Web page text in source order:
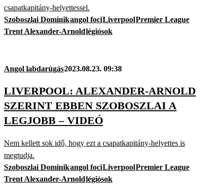
csapatkapitány-helyettessel.
Szoboszlai Dominikangol fociLiverpoolPremier League
Trent Alexander-Arnoldlégiósok
Angol labdarúgás2023.08.23. 09:38
LIVERPOOL: ALEXANDER-ARNOLD
SZERINT EBBEN SZOBOSZLAI A
LEGJOBB – VIDEÓ
Nem kellett sok idő, hogy ezt a csapatkapitány-helyettes is
megtudja.
Szoboszlai Dominikangol fociLiverpoolPremier League
Trent Alexander-Arnoldlégiósok